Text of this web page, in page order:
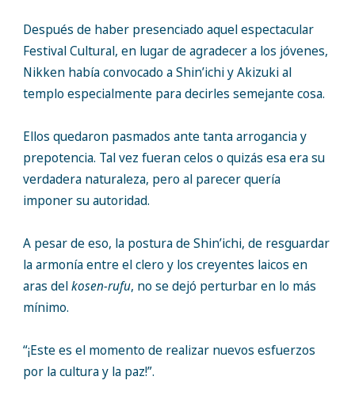
Después de haber presenciado aquel espectacular
Festival Cultural, en lugar de agradecer a los jóvenes,
Nikken había convocado a Shin’ichi y Akizuki al
templo especialmente para decirles semejante cosa.
Ellos quedaron pasmados ante tanta arrogancia y
prepotencia. Tal vez fueran celos o quizás esa era su
verdadera naturaleza, pero al parecer quería
imponer su autoridad.
A pesar de eso, la postura de Shin’ichi, de resguardar
la armonía entre el clero y los creyentes laicos en
aras delkosen-rufu, no se dejó perturbar en lo más
mínimo.
“¡Este es el momento de realizar nuevos esfuerzos
por la cultura y la paz!”.